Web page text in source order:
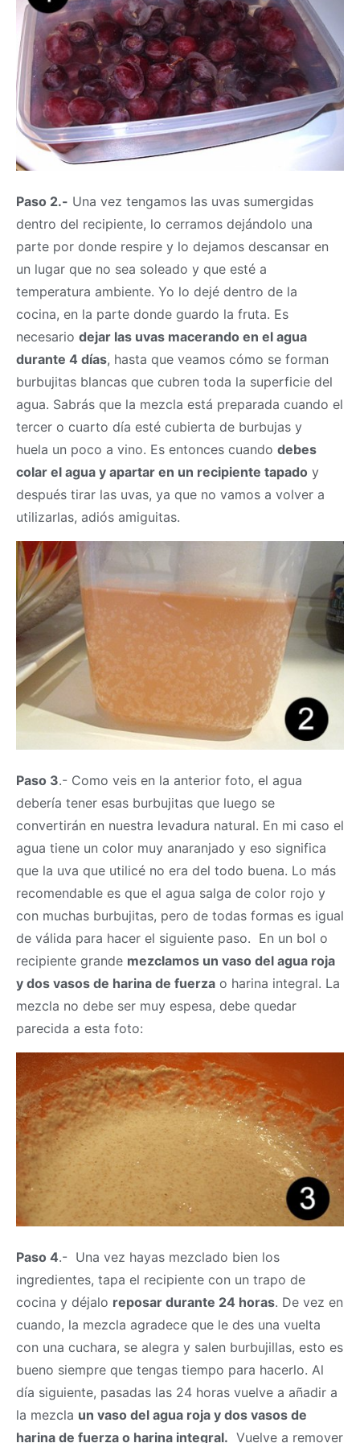
Paso 2.- Una vez tengamos las uvas sumergidas
dentro del recipiente, lo cerramos dejándolo una
parte por donde respire y lo dejamos descansar en
un lugar que no sea soleado y que esté a
temperatura ambiente. Yo lo dejé dentro de la
cocina, en la parte donde guardo la fruta. Es
necesario dejar las uvas macerando en el agua
durante 4 días, hasta que veamos cómo se forman
burbujitas blancas que cubren toda la superficie del
agua. Sabrás que la mezcla está preparada cuando el
tercer o cuarto día esté cubierta de burbujas y
huela un poco a vino. Es entonces cuando debes
colar el agua y apartar en un recipiente tapado y
después tirar las uvas, ya que no vamos a volver a
utilizarlas, adiós amiguitas.
Paso 3.- Como veis en la anterior foto, el agua
debería tener esas burbujitas que luego se
convertirán en nuestra levadura natural. En mi caso el
agua tiene un color muy anaranjado y eso significa
que la uva que utilicé no era del todo buena. Lo más
recomendable es que el agua salga de color rojo y
con muchas burbujitas, pero de todas formas es igual
de válida para hacer el siguiente paso. En un bol o
recipiente grande mezclamos un vaso del agua roja
y dos vasos de harina de fuerza o harina integral. La
mezcla no debe ser muy espesa, debe quedar
parecida a esta foto:
Paso 4.- Una vez hayas mezclado bien los
ingredientes, tapa el recipiente con un trapo de
cocina y déjalo reposar durante 24 horas. De vez en
cuando, la mezcla agradece que le des una vuelta
con una cuchara, se alegra y salen burbujillas, esto es
bueno siempre que tengas tiempo para hacerlo. Al
día siguiente, pasadas las 24 horas vuelve a añadir a
la mezcla un vaso del agua roja y dos vasos de
harina de fuerza o harina integral. Vuelve a remover